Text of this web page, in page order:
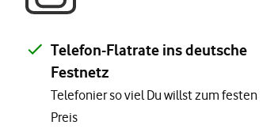
Telefon-Flatrate ins deutsche
Festnetz
Telefonier so viel Du willst zum festen
Preis